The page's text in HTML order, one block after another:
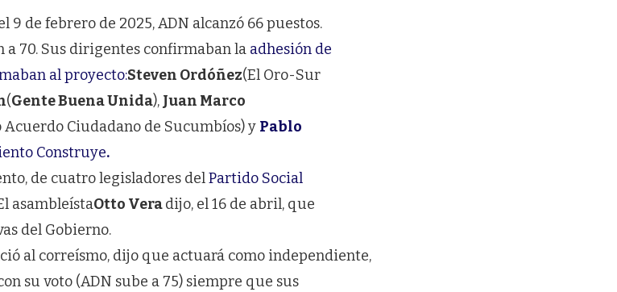
9 de febrero de 2025, ADN alcanzó 66 puestos.
a 70. Sus dirigentes confirmaban la adhesión de
al proyecto:Steven Ordóñez(El Oro-Sur
(Gente Buena Unida), Juan Marco
Ciudadano de Sucumbíos) y Pablo
Construye.
de cuatro legisladores delPartido Social
asambleístaOtto Veradijo, el 16 de abril, que
del Gobierno.
al correísmo, dijo que actuará como independiente,
su voto (ADN sube a 75) siempre que sus